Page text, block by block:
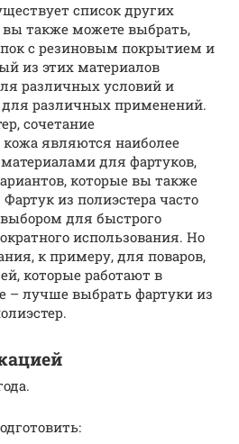
список других
вы также можете выбрать,
с резиновым покрытием и
из этих материалов
различных условий и
различных применений.
сочетание
кожа являются наиболее
для фартуков,
которые вы также
из полиэстера часто
для быстрого
использования. Но
к примеру, для поваров,
которые работают в
– лучше выбрать фартуки из